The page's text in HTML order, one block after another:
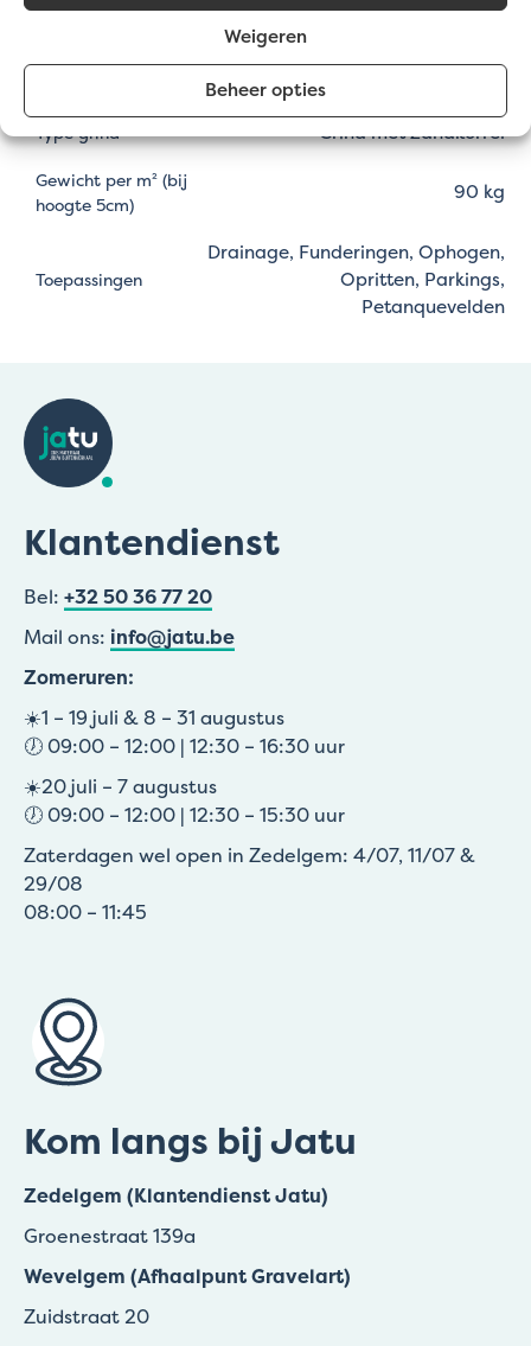
Weigeren
Beheer opties
korrelgrootte (mm)
Maximale
20
Type grind Grind met zandkorrel
Gewicht per m² (bij
hoogte 5cm)
90 kg
Toepassingen
Drainage, Funderingen, Ophogen,
Opritten, Parkings,
Petanquevelden
Klantendienst
Bel: +32 50 36 77 20
Mail ons: info@jatu.be
Zomeruren:
☀️1 – 19 juli & 8 – 31 augustus
🕖 09:00 – 12:00 | 12:30 – 16:30 uur
☀️20 juli – 7 augustus
🕖 09:00 – 12:00 | 12:30 – 15:30 uur
Zaterdagen wel open in Zedelgem: 4/07, 11/07 &
29/08
08:00 – 11:45
Kom langs bij Jatu
Zedelgem (Klantendienst Jatu)
Groenestraat 139a
Wevelgem (Afhaalpunt Gravelart)
Zuidstraat 20